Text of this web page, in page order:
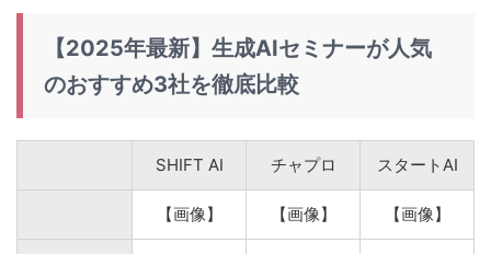
【2025年最新】生成AIセミナーが人気
のおすすめ3社を徹底比較
SHIFT AI チャプロ スタートAI
【画像】 【画像】 【画像】